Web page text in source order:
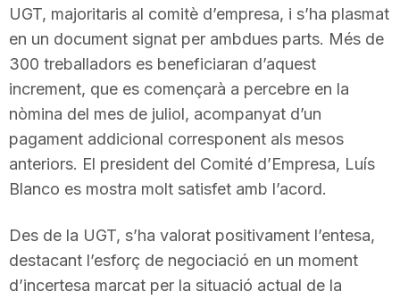
UGT, majoritaris al comitè d’empresa, i s’ha plasmat
en un document signat per ambdues parts. Més de
300 treballadors es beneficiaran d’aquest
increment, que es començarà a percebre en la
nòmina del mes de juliol, acompanyat d’un
pagament addicional corresponent als mesos
anteriors. El president del Comité d’Empresa, Luís
Blanco es mostra molt satisfet amb l’acord.
Des de la UGT, s’ha valorat positivament l’entesa,
destacant l’esforç de negociació en un moment
d’incertesa marcat per la situació actual de la